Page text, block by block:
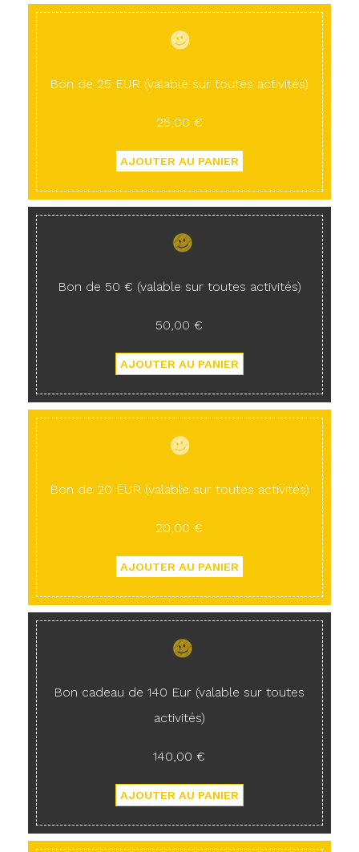
Bon de 25 EUR (valable sur toutes activités)
25,00 €
Bon de 50 € (valable sur toutes activités)
50,00 €
Bon de 20 EUR (valable sur toutes activités)
20,00 €
Bon cadeau de 140 Eur (valable sur toutes
activités)
140,00 €